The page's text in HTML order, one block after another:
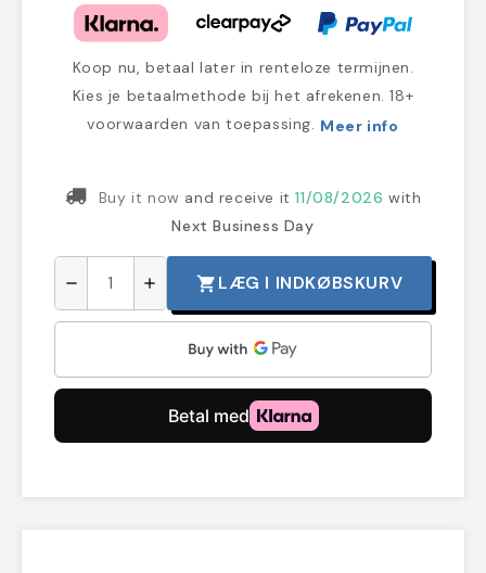
Koop nu, betaal later in renteloze termijnen.
Kies je betaalmethode bij het afrekenen. 18+
voorwaarden van toepassing. Meer info
Buy it now and receive it11/08/2026 with
Next Business Day
remove add shopping_cart LÆG I INDKØBSKURV